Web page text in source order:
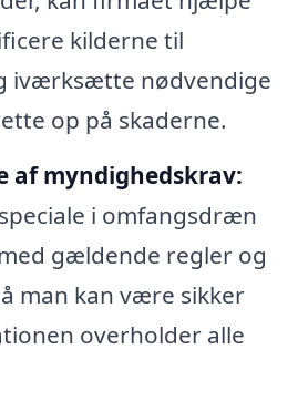
kilderne til
iværksætte nødvendige
op på skaderne.
af myndighedskrav:
i omfangsdræn
gældende regler og
man kan være sikker
overholder alle